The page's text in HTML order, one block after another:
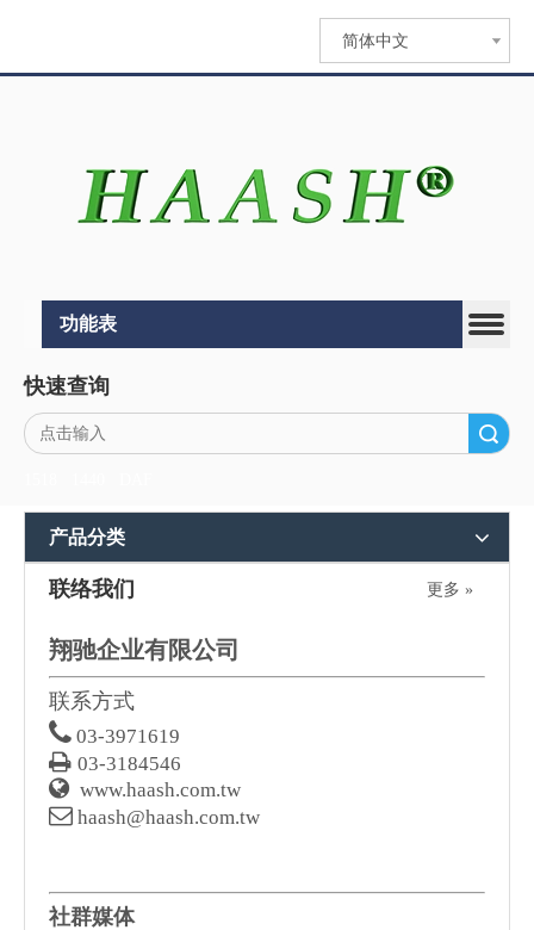
简体中文
功能表
快速查询
产品分类
联络我们 更多 »
翔驰企业有限公司
联系方式
 03-3971619
 03-3184546
 www.haash.com.tw
 haash@haash.com.tw
社群媒体